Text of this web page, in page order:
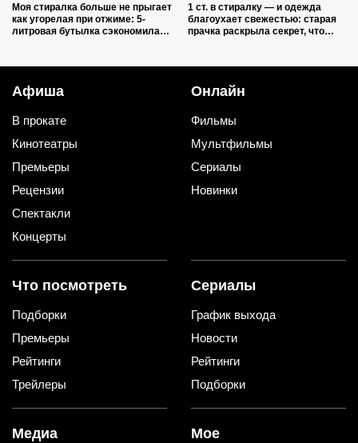
Моя стиралка больше не прыгает
как угорелая при отжиме: 5-
литровая бутылка сэкономила
1 ст. в стиралку — и одежда
благоухает свежестью: старая
прачка раскрыла секрет, что
Афиша
В прокате
Кинотеатры
Премьеры
Рецензии
Спектакли
Концерты
Онлайн
Фильмы
Мультфильмы
Сериалы
Новинки
Что посмотреть
Подборки
Премьеры
Рейтинги
Трейлеры
Сериалы
График выхода
Новости
Рейтинги
Подборки
Медиа Мое